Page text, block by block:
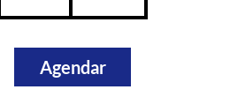
0
n
Agendar